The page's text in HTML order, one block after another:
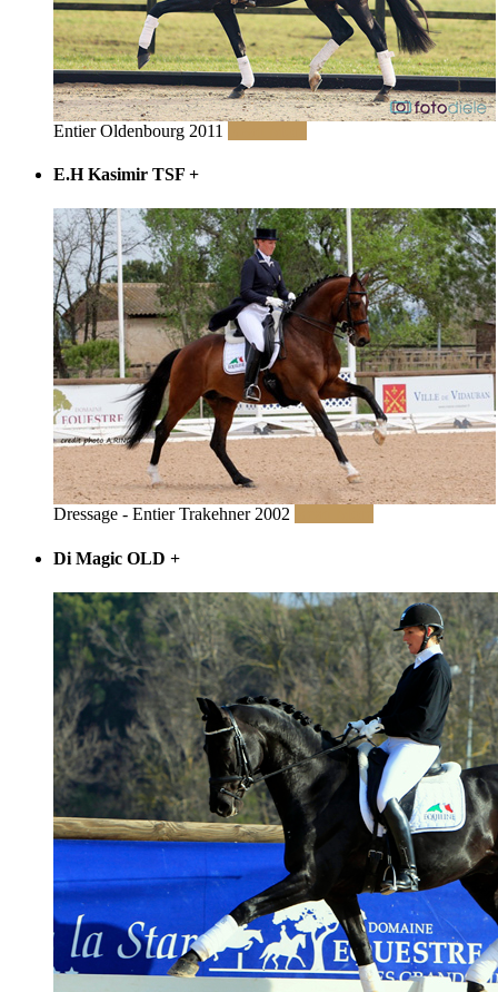
Entier Oldenbourg 2011
E.H Kasimir TSF +
Dressage - Entier Trakehner 2002
Di Magic OLD +